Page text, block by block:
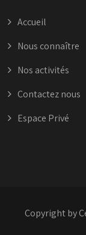
Accueil
Nous connaître
Nos activités
Contactez nous
Espace Privé
Copyright by